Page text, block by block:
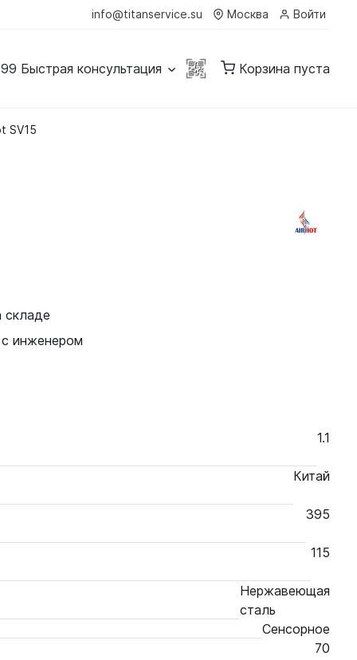
info@titanservice.su Москва Войти
Быстрая консультация Корзина пуста
SV15
складе
инженером
1.1
Китай
395
115
Нержавеющая
сталь
Сенсорное
70